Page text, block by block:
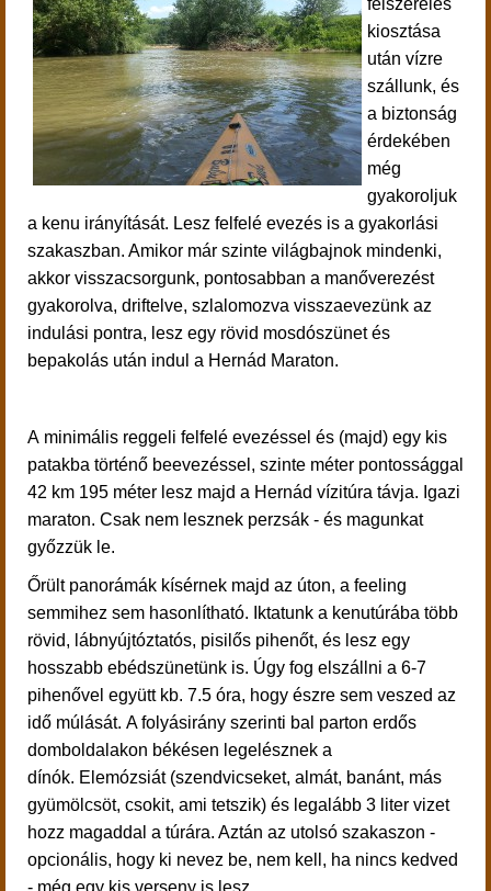
felszerelés
kiosztása
után vízre
szállunk, és
a biztonság
érdekében
még
gyakoroljuk
a kenu irányítását. Lesz felfelé evezés is a gyakorlási
szakaszban. Amikor már szinte világbajnok mindenki,
akkor visszacsorgunk, pontosabban a manőverezést
gyakorolva, driftelve, szlalomozva visszaevezünk az
indulási pontra, lesz egy rövid mosdószünet és
bepakolás után indul a Hernád Maraton.
A minimális reggeli felfelé evezéssel és (majd) egy kis
patakba történő beevezéssel, szinte méter pontossággal
42 km 195 méter lesz majd a Hernád vízitúra távja. Igazi
maraton. Csak nem lesznek perzsák - és magunkat
győzzük le.
Őrült panorámák kísérnek majd az úton, a feeling
semmihez sem hasonlítható.
Iktatunk a kenutúrába több
rövid, lábnyújtóztatós, pisilős pihenőt, és lesz egy
hosszabb ebédszünetünk is. Úgy fog elszállni a 6-7
pihenővel együtt kb. 7.5 óra, hogy észre sem veszed az
idő múlását. A folyásirány szerinti bal parton erdős
domboldalakon békésen legelésznek a
dínók. Elemózsiát (szendvicseket, almát, banánt, más
gyümölcsöt, csokit, ami tetszik) és legalább 3 liter vizet
hozz magaddal a túrára. Aztán az utolsó szakaszon -
opcionális, hogy ki nevez be, nem kell, ha nincs kedved
- még egy kis verseny is lesz.